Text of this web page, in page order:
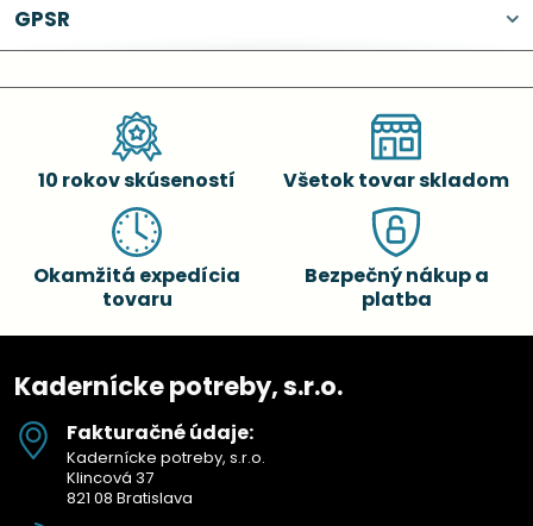
GPSR
10 rokov skúseností Všetok tovar skladom
Okamžitá expedícia
tovaru
Bezpečný nákup a
platba
Kadernícke potreby, s.r.o.
Fakturačné údaje:
Kadernícke potreby, s.r.o.
Klincová 37
821 08 Bratislava